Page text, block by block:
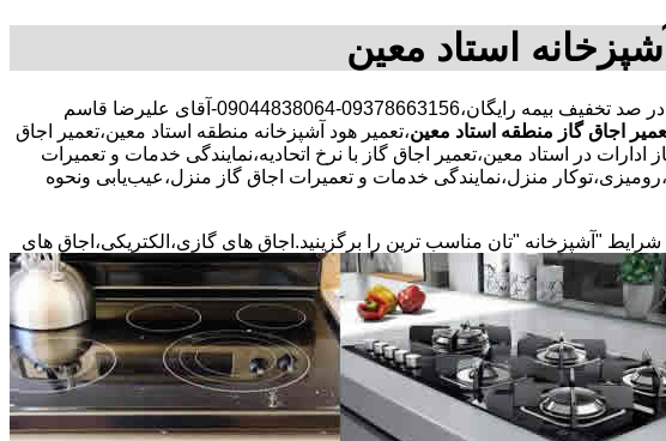
استاد معین
30 در صد تخفیف بیمه رایگان،09378663156-09044838064-آقای علیرضا قاسم
اجاق گاز منطقه استاد معین،تعمیر هود آشپزخانه منطقه استاد معین،تعمیر اجاق
در استاد معین،تعمیر اجاق گاز با نرخ اتحادیه،نمایندگی خدمات و تعمیرات
منزل،نمایندگی خدمات و تعمیرات اجاق گاز منزل،عیب‌یابی ونحوه
"آشپزخانه "تان مناسب ترین را برگزینید.اجاق های گازی،الکتریکی،اجاق های